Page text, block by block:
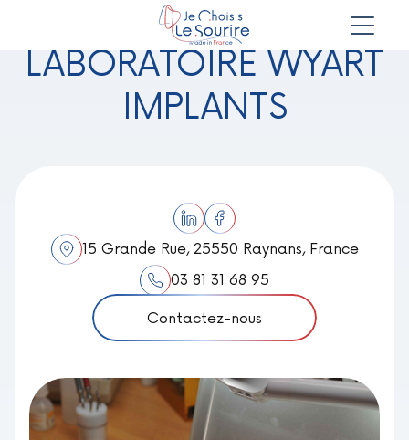
LABORATOIRE WYART
IMPLANTS
15 Grande Rue, 25550 Raynans, France
03 81 31 68 95
Contactez-nous